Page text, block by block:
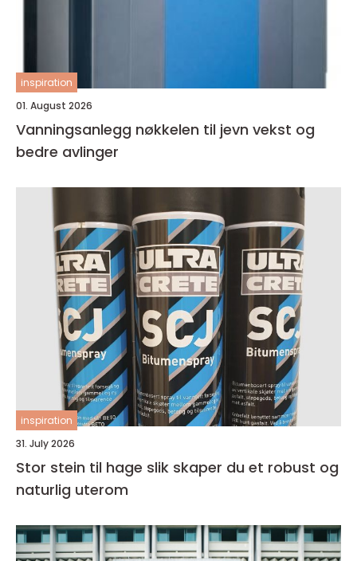
inspiration
01. August 2026
Vanningsanlegg nøkkelen til jevn vekst og
bedre avlinger
inspiration
31. July 2026
Stor stein til hage slik skaper du et robust og
naturlig uterom